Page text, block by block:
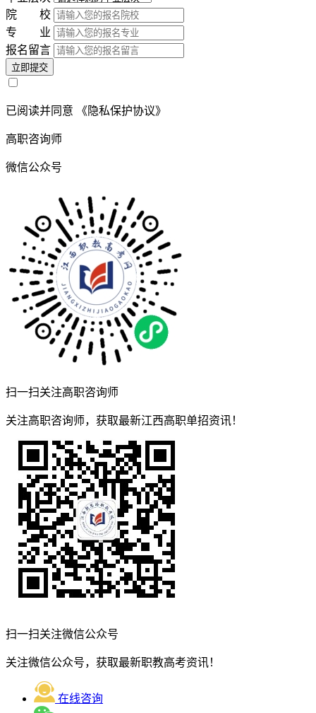
院 校
专 业
报名留言
立即提交
已阅读并同意 《隐私保护协议》
高职咨询师
微信公众号
扫一扫关注高职咨询师
关注高职咨询师，获取最新江西高职单招资讯！
扫一扫关注微信公众号
关注微信公众号，获取最新职教高考资讯！
在线咨询